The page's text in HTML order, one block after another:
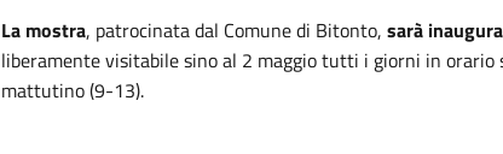
La mostra, patrocinata dal Comune di Bitonto,sarà
liberamente visitabile sino al 2 maggio tutti i giorni in
mattutino (9-13).